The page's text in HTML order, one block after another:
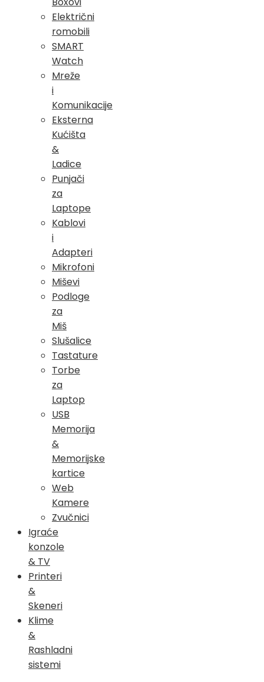
Električni
romobili
SMART
Watch
Mreže
i
Komunikacije
Eksterna
Kućišta
&
Ladice
Punjači
za
Laptope
Kablovi
i
Adapteri
Mikrofoni
Miševi
Podloge
za
Miš
Slušalice
Tastature
Torbe
za
Laptop
USB
Memorija
&
Memorijske
kartice
Web
Kamere
Zvučnici
Igraće
konzole
& TV
Printeri
&
Skeneri
Klime
&
Rashladni
sistemi